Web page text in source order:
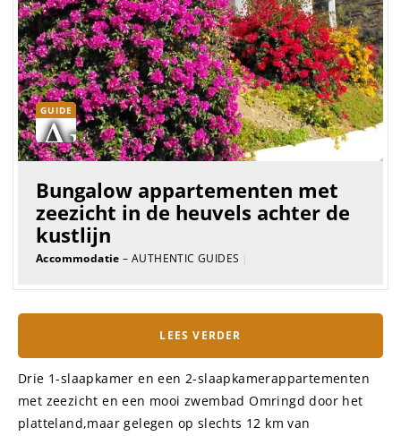
GUIDE
Bungalow appartementen met
zeezicht in de heuvels achter de
kustlijn
Accommodatie – AUTHENTIC GUIDES |
LEES VERDER
Drie 1-slaapkamer en een 2-slaapkamerappartementen
met zeezicht en een mooi zwembad Omringd door het
platteland,maar gelegen op slechts 12 km van